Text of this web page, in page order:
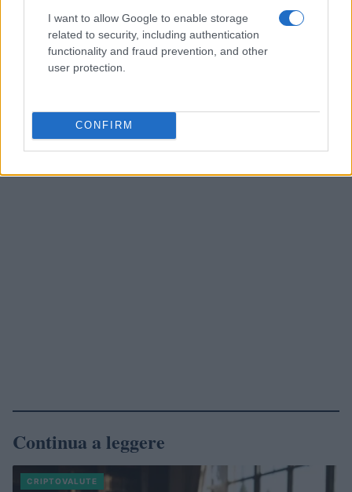
I want to allow Google to enable storage
related to security, including authentication
functionality and fraud prevention, and other
user protection.
CONFIRM
AUTORE
Staff
Continua a leggere
CRIPTOVALUTE